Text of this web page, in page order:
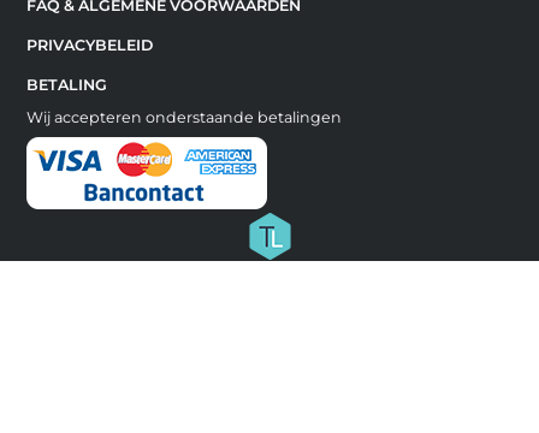
FAQ & ALGEMENE VOORWAARDEN
PRIVACYBELEID
BETALING
Wij accepteren onderstaande betalingen